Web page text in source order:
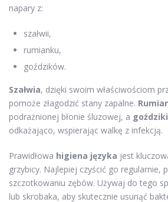
napary z:
szałwii,
rumianku,
goździków.
Szałwia, dzięki swoim właściwościom
pomoże złagodzić stany zapalne.
podrażnionej błonie śluzowej, a goździki
odkażająco, wspierając walkę z infekcją.
Prawidłowa higiena języka jest
grzybicy. Najlepiej czyścić go regularnie,
szczotkowaniu zębów. Używaj do tego
lub skrobaka, aby skutecznie usunąć